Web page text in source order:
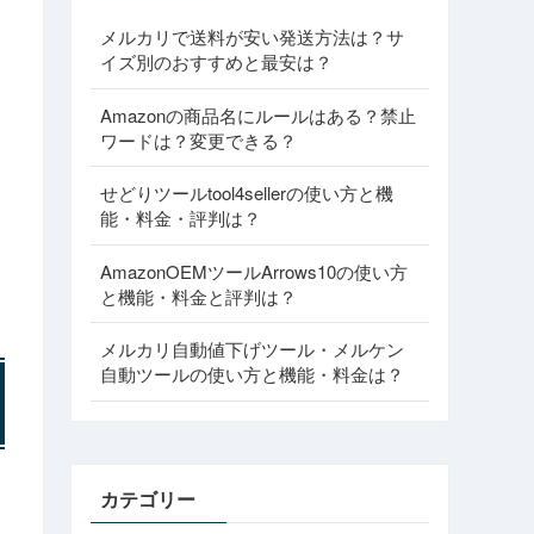
メルカリで送料が安い発送方法は？サ
イズ別のおすすめと最安は？
Amazonの商品名にルールはある？禁止
ワードは？変更できる？
せどりツールtool4sellerの使い方と機
能・料金・評判は？
AmazonOEMツールArrows10の使い方
と機能・料金と評判は？
メルカリ自動値下げツール・メルケン
自動ツールの使い方と機能・料金は？
カテゴリー